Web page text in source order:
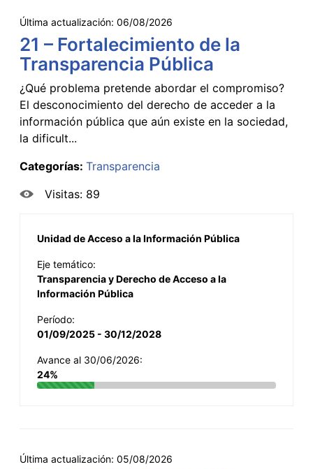
Última actualización: 06/08/2026
21 – Fortalecimiento de la
Transparencia Pública
¿Qué problema pretende abordar el compromiso?
El desconocimiento del derecho de acceder a la
información pública que aún existe en la sociedad,
la dificult...
Categorías: Transparencia
Visitas: 89
Unidad de Acceso a la Información Pública
Eje temático:
Transparencia y Derecho de Acceso a la
Información Pública
Período:
01/09/2025 - 30/12/2028
Avance al 30/06/2026:
24%
Última actualización: 05/08/2026